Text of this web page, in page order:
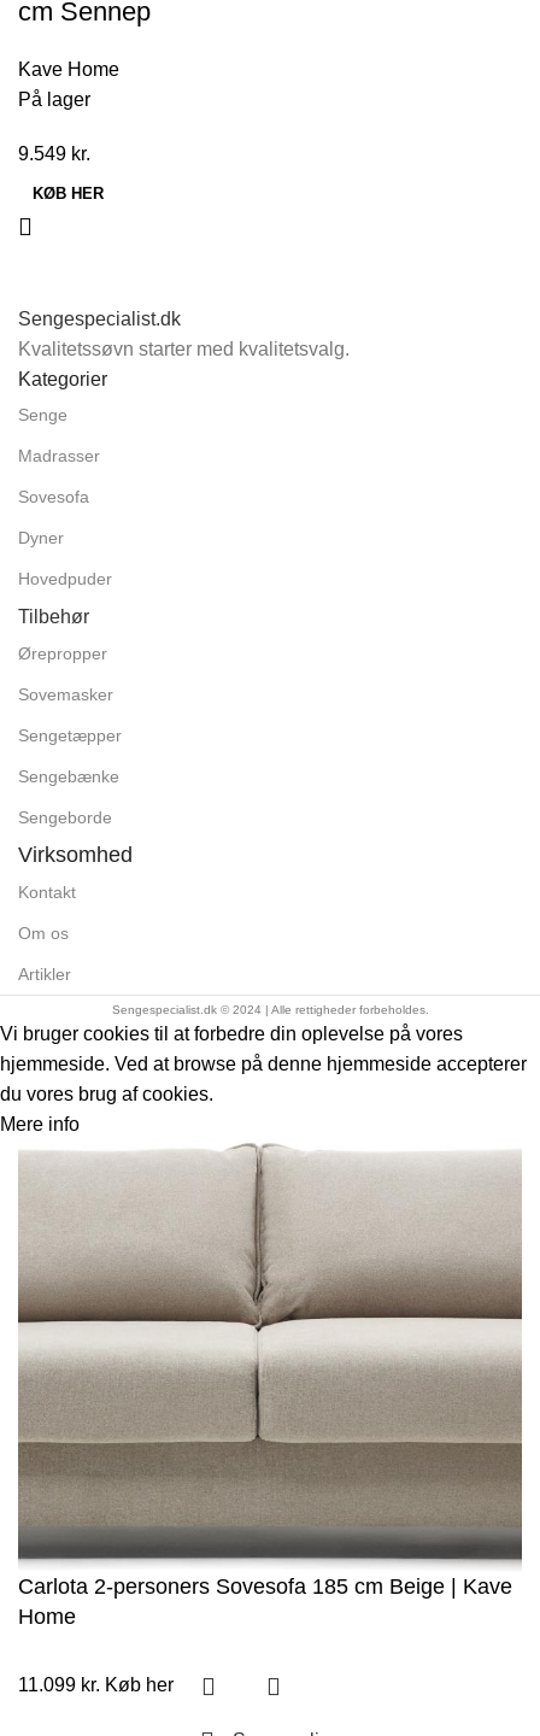
cm Sennep
Kave Home
På lager
9.549 kr.
KØB HER
Sengespecialist.dk
Kvalitetssøvn starter med kvalitetsvalg.
Kategorier
Senge
Madrasser
Sovesofa
Dyner
Hovedpuder
Tilbehør
Ørepropper
Sovemasker
Sengetæpper
Sengebænke
Sengeborde
Virksomhed
Kontakt
Om os
Artikler
Sengespecialist.dk © 2024 | Alle rettigheder forbeholdes.
Vi bruger cookies til at forbedre din oplevelse på vores
hjemmeside. Ved at browse på denne hjemmeside accepterer
du vores brug af cookies.
Mere info
info
Carlota 2-personers Sovesofa 185 cm Beige | Kave
Home
11.099 kr. Køb her